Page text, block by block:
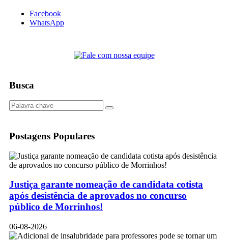
Facebook
WhatsApp
Busca
Postagens Populares
Justiça garante nomeação de candidata cotista
após desistência de aprovados no concurso
público de Morrinhos!
06-08-2026